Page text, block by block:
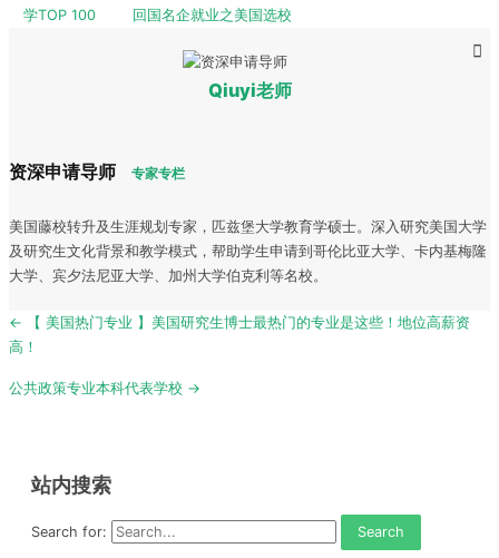
学TOP 100
回国名企就业之美国选校
Qiuyi老师
资深申请导师 专家专栏
美国藤校转升及生涯规划专家，匹兹堡大学教育学硕士。深入研究美国大学
及研究生文化背景和教学模式，帮助学生申请到哥伦比亚大学、卡内基梅隆
大学、宾夕法尼亚大学、加州大学伯克利等名校。
Post
navigation
← 【 美国热门专业 】美国研究生博士最热门的专业是这些！地位高薪资
高！
公共政策专业本科代表学校 →
站内搜索
Search for: